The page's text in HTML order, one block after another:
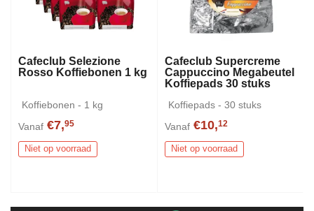
Cafeclub Selezione
Rosso Koffiebonen 1 kg
Koffiebonen - 1 kg
Vanaf €7,95
Niet op voorraad
Cafeclub Supercreme
Cappuccino Megabeutel
Koffiepads 30 stuks
Koffiepads - 30 stuks
Vanaf €10,12
Niet op voorraad